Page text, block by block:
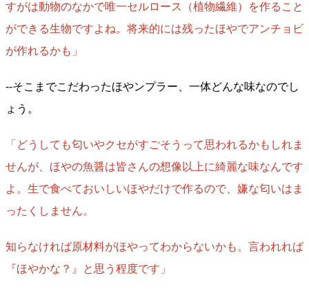
すがは動物のなかで唯一セルロース（植物繊維）を作ること
ができる生物ですよね。将来的には残ったほやでアンチョビ
が作れるかも」
--そこまでこだわったほやンプラー、一体どんな味なのでし
ょう。
「どうしても匂いやクセがすごそうって思われるかもしれま
せんが、ほやの魚醤は皆さんの想像以上に綺麗な味なんです
よ。生で食べておいしいほやだけで作るので、嫌な匂いはま
ったくしません。
知らなければ原材料がほやってわからないかも。言われれば
『ほやかな？』と思う程度です」